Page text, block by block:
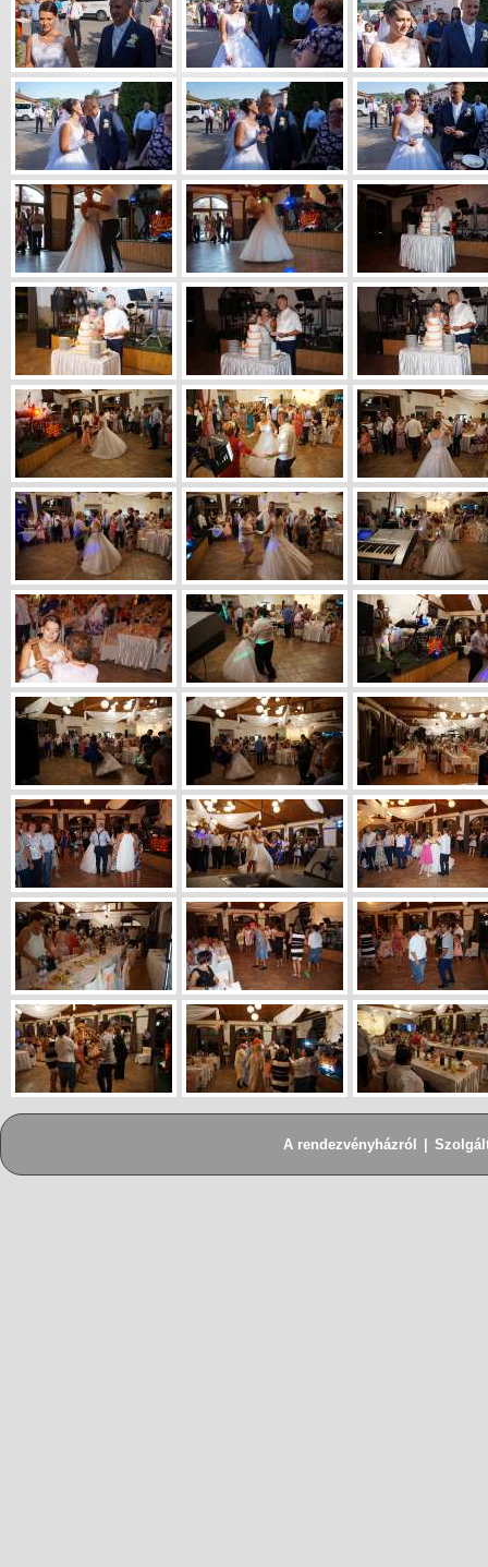
A rendezvényházról |